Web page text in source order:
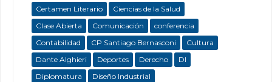
Certamen Literario
Ciencias de la Salud
Clase Abierta
Comunicación
conferencia
Contabilidad
CP Santiago Bernasconi
Cultura
Dante Alghieri
Deportes Derecho
DI
Diplomatura
Diseño Industrial